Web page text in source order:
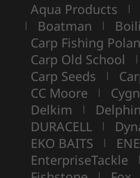
Aqua Products |
| Boatman |
Carp Fishing
Carp Old School |
Carp Seeds |
CC Moore |
Delkim | Delphin
DURACELL |
EKO BAITS |
EnterpriseTackle |